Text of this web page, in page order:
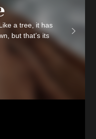
a tree, it has
but that’s its